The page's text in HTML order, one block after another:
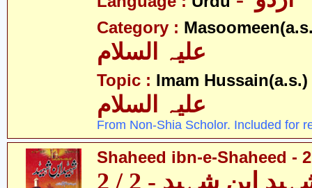
Category :
Topic : Imam Hussain(a.s.)
علیہ السلام
From Non-Shia Scholor. Included for
Shaheed ibn-e-Shaheed -
ابن شہید - 2 / 2